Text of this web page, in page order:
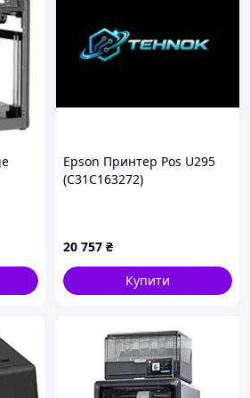
точність подачі пластику.
також розроблена таким
подачу пластику, не
3D принтер з підігрівом
нагрівання, а теплова
поліпшена, що дозволяє
на силіконовій основі,
більш тривалий термін
більш жорстку,
рівень вібрації під час
до 10 мм, тому платформа
швидко і рівномірно.
розміщений в задній
Epson Принтер Pos U295
(C31C163272)
20 757 ₴
Купити